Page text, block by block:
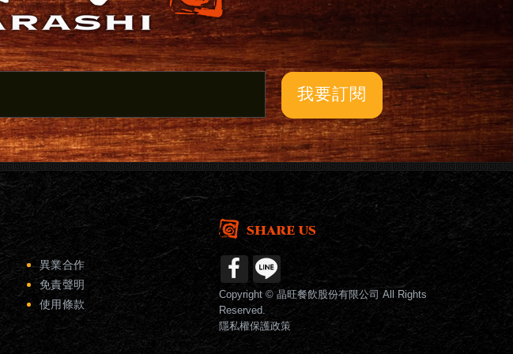
我要訂閱
異業合作
免責聲明
使用條款
SHARE US
Copyright © 晶旺餐飲股份有限公司 All Rights
Reserved.
隱私權保護政策